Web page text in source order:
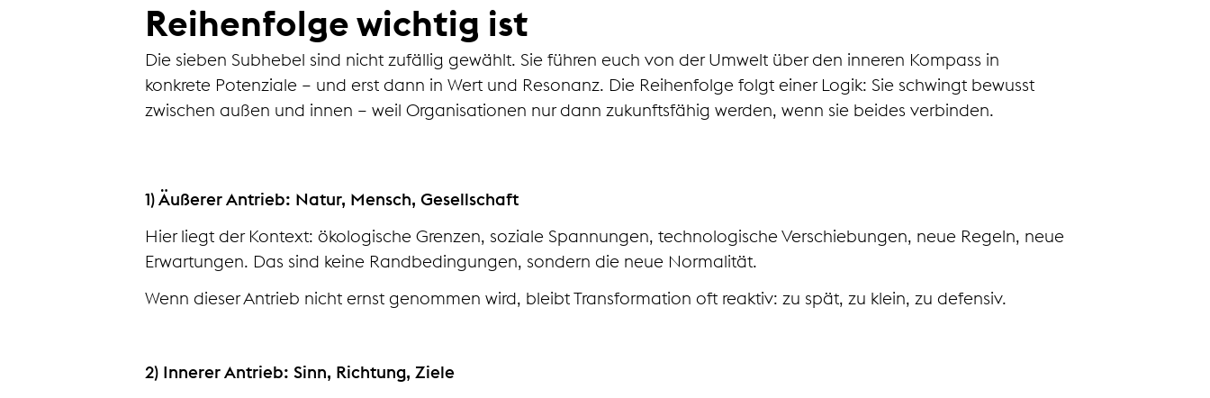
Reihenfolge wichtig ist
Die sieben Subhebel sind nicht zufällig gewählt. Sie führen euch von der Umwelt über den inneren Kompass in
konkrete Potenziale – und erst dann in Wert und Resonanz. Die Reihenfolge folgt einer Logik: Sie schwingt bewusst
zwischen außen und innen – weil Organisationen nur dann zukunftsfähig werden, wenn sie beides verbinden.
1) Äußerer Antrieb: Natur, Mensch, Gesellschaft
Hier liegt der Kontext: ökologische Grenzen, soziale Spannungen, technologische Verschiebungen, neue Regeln, neue
Erwartungen. Das sind keine Randbedingungen, sondern die neue Normalität.
Wenn dieser Antrieb nicht ernst genommen wird, bleibt Transformation oft reaktiv: zu spät, zu klein, zu defensiv.
2) Innerer Antrieb: Sinn, Richtung, Ziele